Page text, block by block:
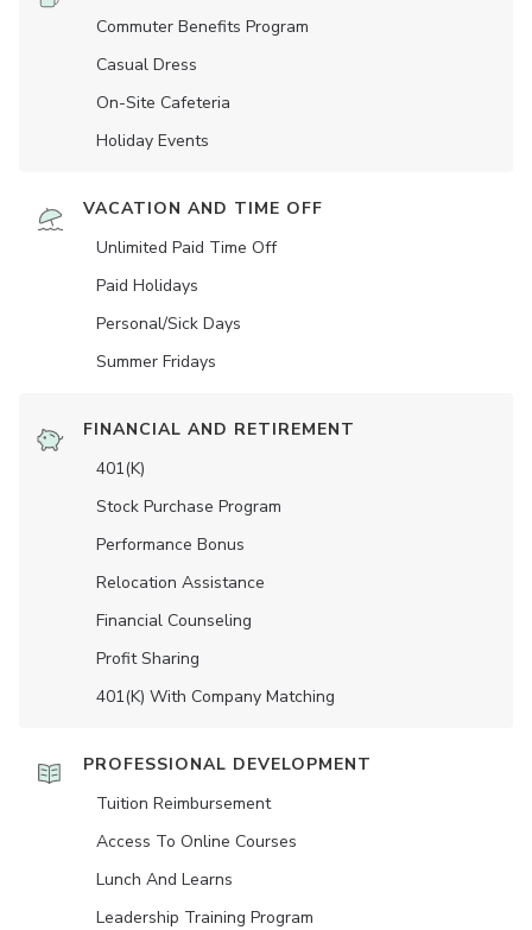
Commuter Benefits Program
Casual Dress
On-Site Cafeteria
Holiday Events
VACATION AND TIME OFF
Unlimited Paid Time Off
Paid Holidays
Personal/Sick Days
Summer Fridays
FINANCIAL AND RETIREMENT
401(K)
Stock Purchase Program
Performance Bonus
Relocation Assistance
Financial Counseling
Profit Sharing
401(K) With Company Matching
PROFESSIONAL DEVELOPMENT
Tuition Reimbursement
Access To Online Courses
Lunch And Learns
Leadership Training Program